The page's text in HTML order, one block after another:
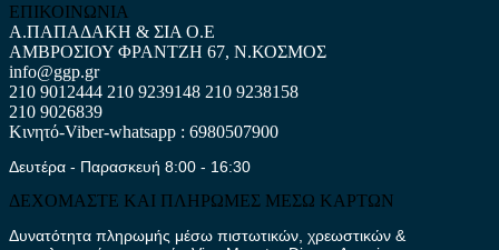
ΕΠΙΚΟΙΝΩΝΙΑ
Α.ΠΑΠΑΔΑΚΗ & ΣΙΑ Ο.Ε
ΑΜΒΡΟΣΙΟΥ ΦΡΑΝΤΖΗ 67, Ν.ΚΟΣΜΟΣ
info@ggp.gr
210 9012444 210 9239148 210 9238158
210 9026839
Κινητό-Viber-whatsapp : 6980507900
Δευτέρα - Παρασκευή 8:00 - 16:30
ΔΕΧΟΜΑΣΤΕ ΚΑΙ ΠΛΗΡΩΜΕΣ ΜΕΣΩ ΚΑΡΤΩΝ
Δυνατότητα πληρωμής μέσω πιστωτικών, χρεωστικών &